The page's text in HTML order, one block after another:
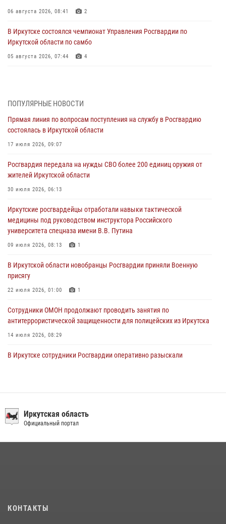
06 августа 2026, 08:41 2
В Иркутске состоялся чемпионат Управления Росгвардии по
Иркутской области по самбо
05 августа 2026, 07:44 4
04 августа 2026, 07:14 3
Росгвардейцы потушили загоревшийся автомобиль в Иркутске
03 августа 2026, 04:55
Дню Воздушно-десантных войск в Иркутской области
03 августа 2026, 03:32
сердца к сердцу» (видео)
31 июля 2026, 04:37
Сотрудники Росгвардии нашли и вернули родственникам
30 июля 2026, 07:37
ПОПУЛЯРНЫЕ НОВОСТИ
Прямая линия по вопросам поступления на службу в Росгвардию
состоялась в Иркутской области
17 июля 2026, 09:07
Росгвардия передала на нужды СВО более 200 единиц оружия от
жителей Иркутской области
30 июля 2026, 06:13
Иркутские росгвардейцы отработали навыки тактической
медицины под руководством инструктора Российского
университета спецназа имени В.В. Путина
09 июля 2026, 08:13 1
В Иркутской области новобранцы Росгвардии приняли Военную
присягу
22 июля 2026, 01:00 1
Сотрудники ОМОН продолжают проводить занятия по
антитеррористической защищенности для полицейских из Иркутска
14 июля 2026, 08:29
В Иркутске сотрудники Росгвардии оперативно разыскали
преступной группы, организовавшей бизнес по оказанию интим-
услуг
поступления на службу в Росгвардию
Иркутская область
Официальный портал
КОНТАКТЫ